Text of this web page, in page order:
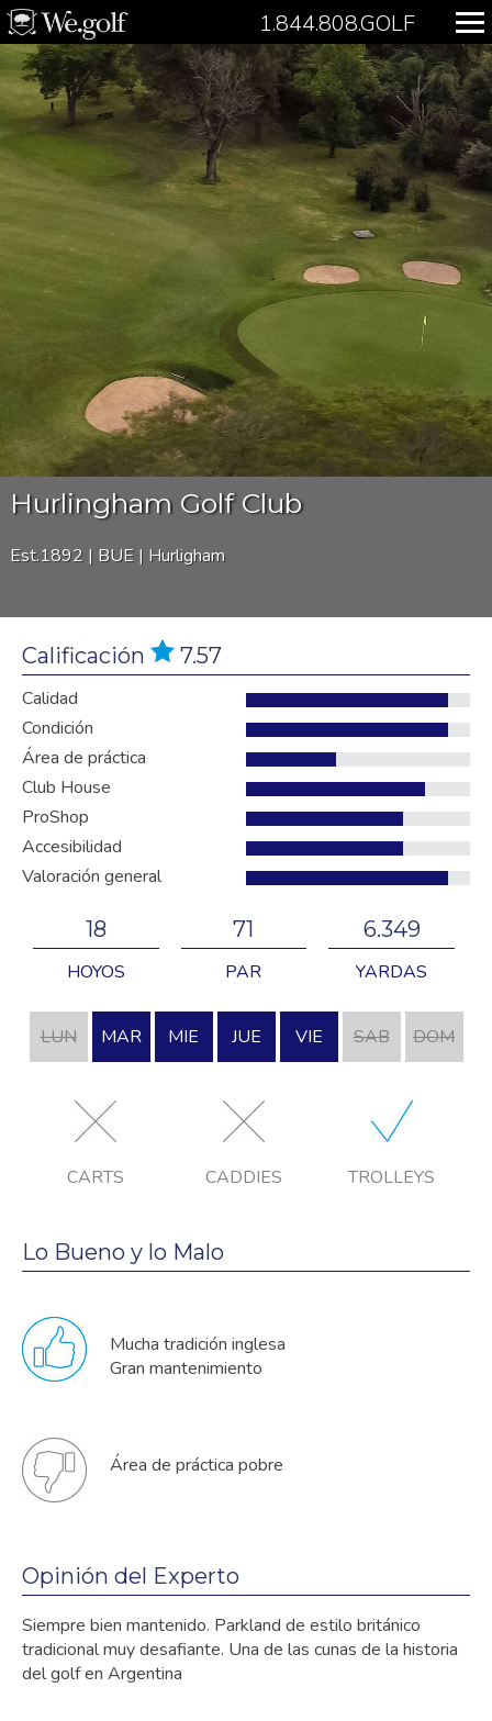
1.844.808.GOLF
Hurlingham Golf Club
Est.1892 | BUE | Hurligham
Calificación 7.57
Calidad
Condición
Área de práctica
Club House
ProShop
Accesibilidad
Valoración general
18
HOYOS
71
PAR
6.349
YARDAS
LUN MAR MIE JUE VIE SAB DOM
CARTS CADDIES TROLLEYS
Lo Bueno y lo Malo
Mucha tradición inglesa
Gran mantenimiento
Área de práctica pobre
Opinión del Experto
Siempre bien mantenido. Parkland de estilo británico
tradicional muy desafiante. Una de las cunas de la historia
del golf en Argentina